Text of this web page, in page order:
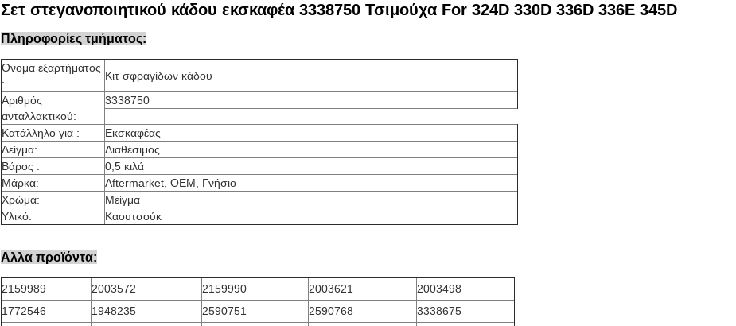
Σετ στεγανοποιητικού κάδου εκσκαφέα 3338750 Τσιμούχα For 324D 330D 336D 336E 345D
Πληροφορίες τμήματος:
Ονομα εξαρτήματος
:
Κιτ σφραγίδων κάδου
Αριθμός
ανταλλακτικού:
3338750
Κατάλληλο για :
Εκσκαφέας
Δείγμα:
Διαθέσιμος
Βάρος :
0,5 κιλά
Μάρκα:
Aftermarket, OEM, Γνήσιο
Χρώμα:
Μείγμα
Υλικό:
Καουτσούκ
Αλλα προϊόντα:
2159989 2003572 2159990 2003621
2003498
1772546
1948235 2590751 2590768
3338675